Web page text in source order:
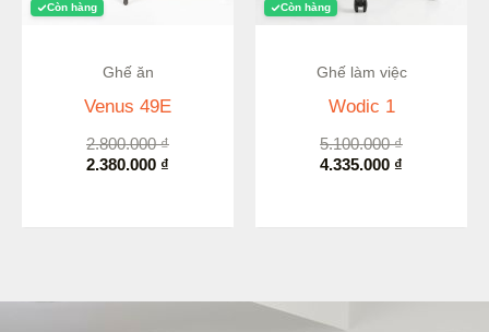
Còn hàng
Ghế ăn
Venus 49E
2.800.000₫
2.380.000 ₫
Còn hàng
Ghế làm việc
Wodic 1
5.100.000₫
4.335.000 ₫